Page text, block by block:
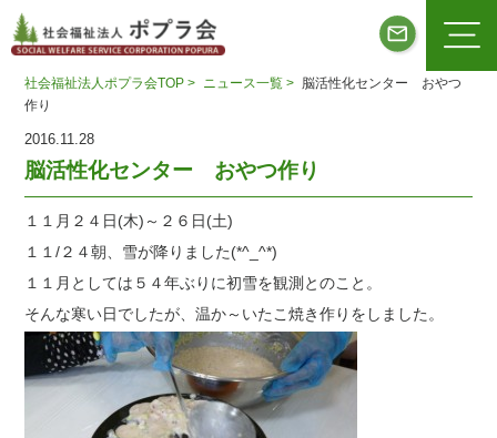
社会福祉法人ポプラ会TOP > ニュース一覧 > 脳活性化センター おやつ
作り
2016.11.28
脳活性化センター おやつ作り
１１月２４日(木)～２６日(土)
１１/２４朝、雪が降りました(*^_^*)
１１月としては５４年ぶりに初雪を観測とのこと。
そんな寒い日でしたが、温か～いたこ焼き作りをしました。